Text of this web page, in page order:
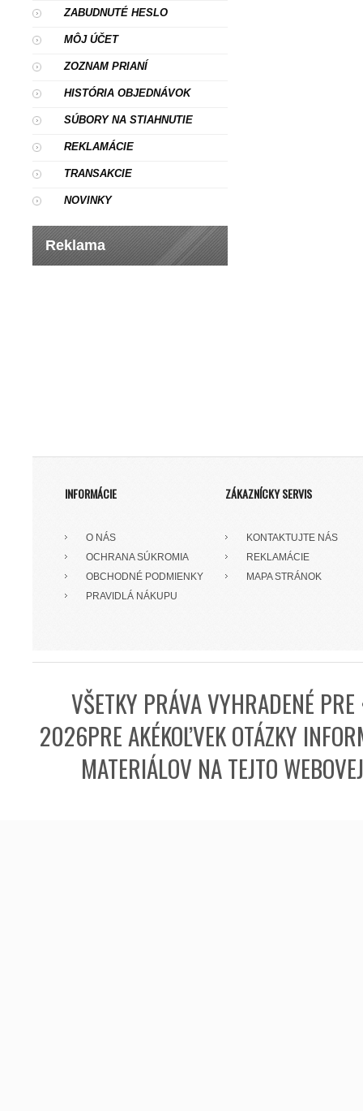
ZABUDNUTÉ HESLO
MÔJ ÚČET
ZOZNAM PRIANÍ
HISTÓRIA OBJEDNÁVOK
SÚBORY NA STIAHNUTIE
REKLAMÁCIE
TRANSAKCIE
NOVINKY
Reklama
INFORMÁCIE
O NÁS
OCHRANA SÚKROMIA
OBCHODNÉ PODMIENKY
PRAVIDLÁ NÁKUPU
ZÁKAZNÍCKY SERVIS
KONTAKTUJTE NÁS
REKLAMÁCIE
MAPA STRÁNOK
VŠETKY PRÁVA VYHRADENÉ
2026PRE AKÉKOĽVEK OTÁZKY
MATERIÁLOV NA TEJTO